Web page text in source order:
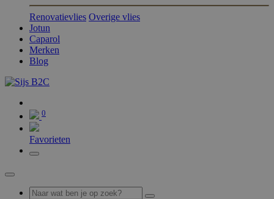
Renovatievlies Overige vlies
Jotun
Caparol
Merken
Blog
0
Favorieten